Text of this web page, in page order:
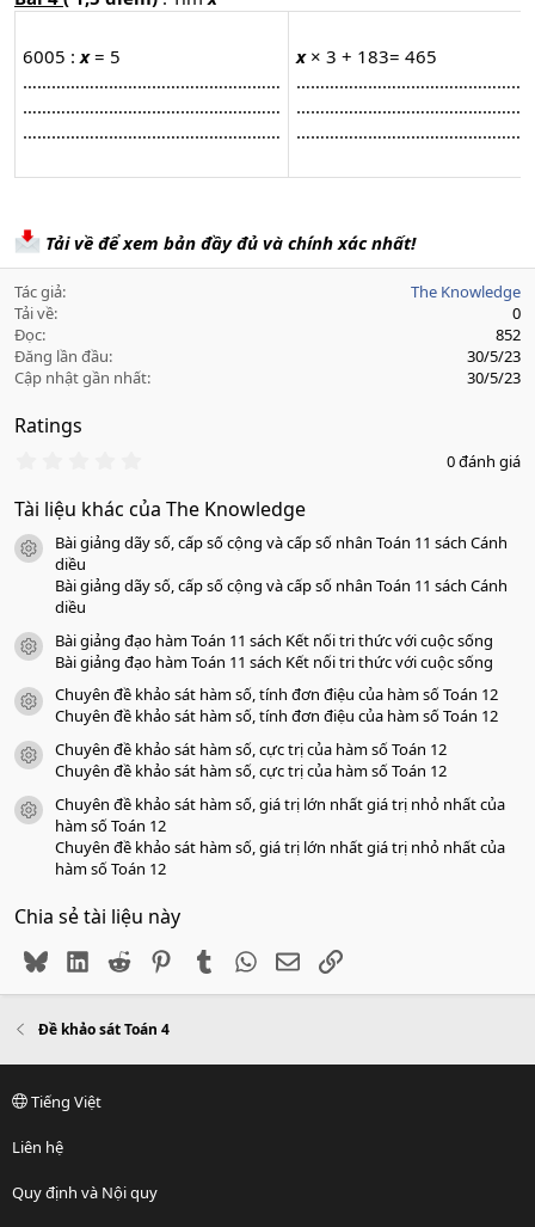
6005 :x= 5
………………………………………………
………………………………………………
………………………………………………​
x× 3 + 183= 465
Tải về để xem bản đầy đủ và chính xác nhất!
Tác giả
The Knowledge
Tải về
0
Đọc
852
Đăng lần đầu
30/5/23
Cập nhật gần nhất
30/5/23
Ratings
0
0
a
0 đánh giá
Tài liệu khác của The Knowledge
icon tài liệu
Bài giảng dãy số, cấp số cộng và cấp số nhân Toán 11 sách Cánh
diều
Bài giảng dãy số, cấp số cộng và cấp số nhân Toán 11 sách Cánh
diều
icon tài liệu
Bài giảng đạo hàm Toán 11 sách Kết nối tri thức với cuộc sống
Bài giảng đạo hàm Toán 11 sách Kết nối tri thức với cuộc sống
icon tài liệu
Chuyên đề khảo sát hàm số, tính đơn điệu của hàm số Toán 12
Chuyên đề khảo sát hàm số, tính đơn điệu của hàm số Toán 12
icon tài liệu
Chuyên đề khảo sát hàm số, cực trị của hàm số Toán 12
Chuyên đề khảo sát hàm số, cực trị của hàm số Toán 12
icon tài liệu
Chuyên đề khảo sát hàm số, giá trị lớn nhất giá trị nhỏ nhất của
hàm số Toán 12
Chuyên đề khảo sát hàm số, giá trị lớn nhất giá trị nhỏ nhất của
hàm số Toán 12
Chia sẻ tài liệu này
BlueskyLinkedIn
Reddit PinterestTumblr WhatsApp
EmailLink
Đề khảo sát Toán 4
Tiếng Việt
Liên hệ
Quy định và Nội quy